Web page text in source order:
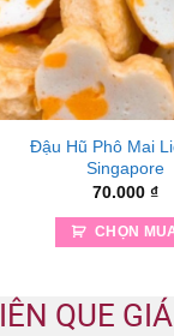
Đậu Hũ Phô Mai
Singapore
70.000 ₫
CHỌN
QUE